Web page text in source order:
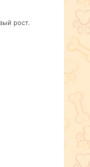
рост.